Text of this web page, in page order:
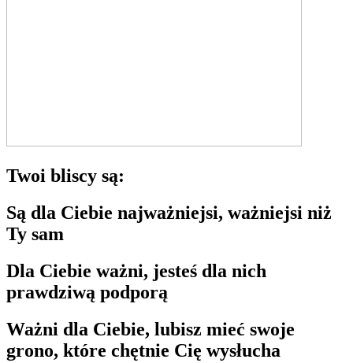
Twoi bliscy są:
Są dla Ciebie najważniejsi, ważniejsi niż
Ty sam
Dla Ciebie ważni, jesteś dla nich
prawdziwą podporą
Ważni dla Ciebie, lubisz mieć swoje
grono, które chętnie Cię wysłucha